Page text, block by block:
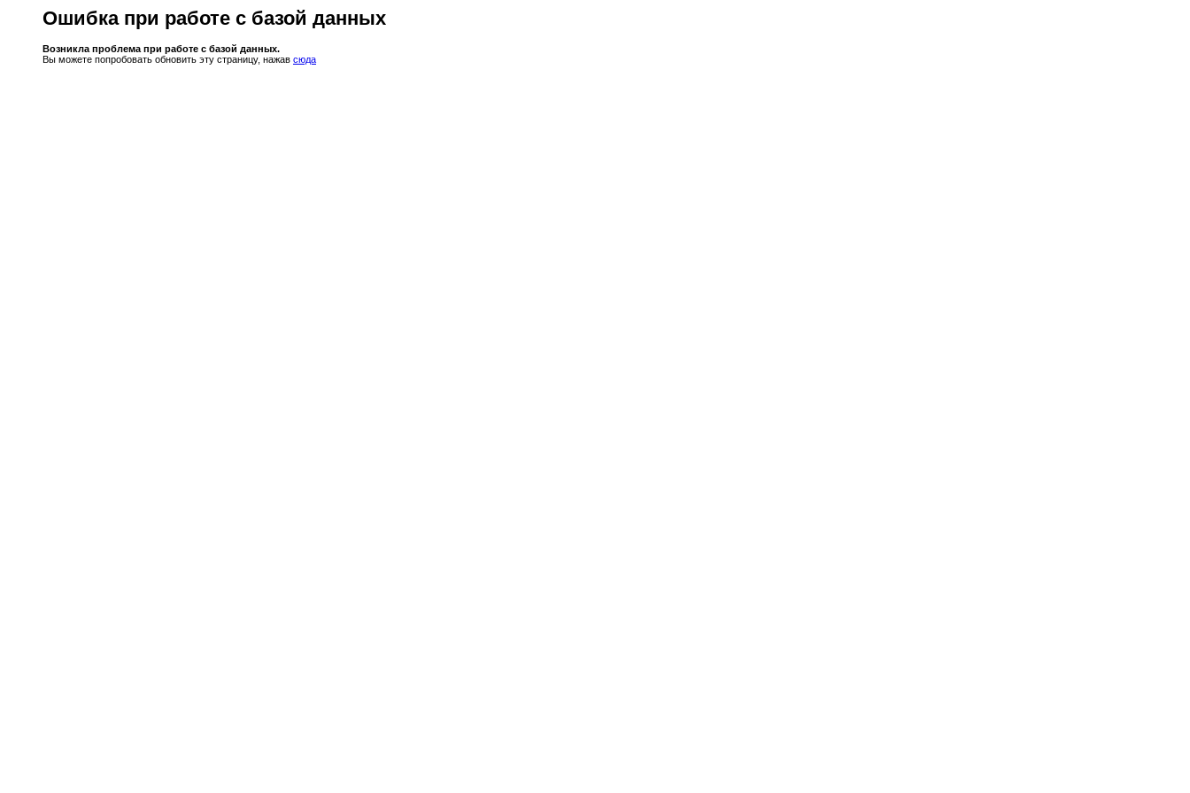
Ошибка при работе с базой данных
Возникла проблема при работе с базой данных.
Вы можете попробовать обновить эту страницу, нажав сюда